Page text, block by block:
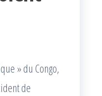
» du Congo,
de